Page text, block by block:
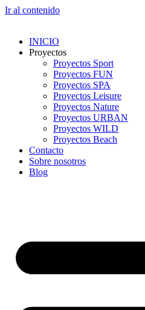
Ir al contenido
INICIO
Proyectos
Proyectos Sport
Proyectos FUN
Proyectos SPA
Proyectos Leisure
Proyectos Nature
Proyectos URBAN
Proyectos WILD
Proyectos Beach
Contacto
Sobre nosotros
Blog